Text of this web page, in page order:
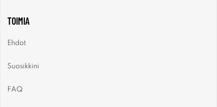
TOIMIA
Ehdot
Suosikkini
FAQ